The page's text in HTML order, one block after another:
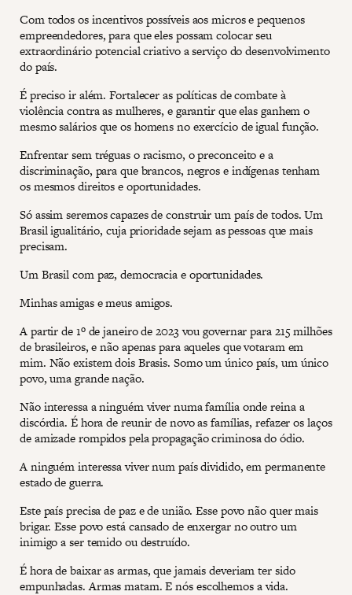
Com todos os incentivos possíveis aos micros e pequenos
empreendedores, para que eles possam colocar seu
extraordinário potencial criativo a serviço do desenvolvimento
do país.
É preciso ir além. Fortalecer as políticas de combate à
violência contra as mulheres, e garantir que elas ganhem o
mesmo salários que os homens no exercício de igual função.
Enfrentar sem tréguas o racismo, o preconceito e a
discriminação, para que brancos, negros e indígenas tenham
os mesmos direitos e oportunidades.
Só assim seremos capazes de construir um país de todos. Um
Brasil igualitário, cuja prioridade sejam as pessoas que mais
precisam.
Um Brasil com paz, democracia e oportunidades.
Minhas amigas e meus amigos.
A partir de 1º de janeiro de 2023 vou governar para 215 milhões
de brasileiros, e não apenas para aqueles que votaram em
mim. Não existem dois Brasis. Somo um único país, um único
povo, uma grande nação.
Não interessa a ninguém viver numa família onde reina a
discórdia. É hora de reunir de novo as famílias, refazer os laços
de amizade rompidos pela propagação criminosa do ódio.
A ninguém interessa viver num país dividido, em permanente
estado de guerra.
Este país precisa de paz e de união. Esse povo não quer mais
brigar. Esse povo está cansado de enxergar no outro um
inimigo a ser temido ou destruído.
É hora de baixar as armas, que jamais deveriam ter sido
empunhadas. Armas matam. E nós escolhemos a vida.